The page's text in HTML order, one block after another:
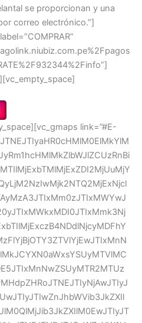
se proporcionan y una
correo electrónico.”]
link=”#E-